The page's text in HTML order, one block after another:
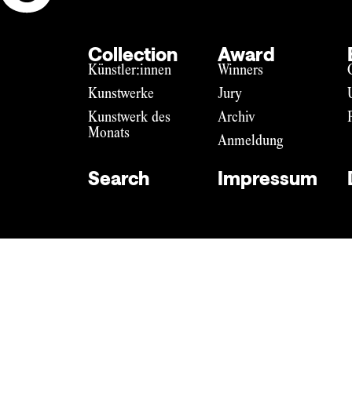
Collection
Künstler:innen
Kunstwerke
Kunstwerk des
Monats
Award
Winners
Jury
Archiv
Anmeldung
Search Impressum